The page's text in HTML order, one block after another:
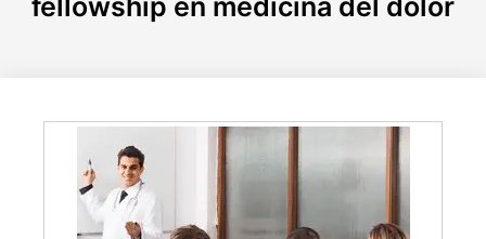
fellowship en medicina del dolor